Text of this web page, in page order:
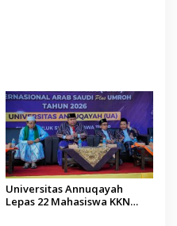
Universitas Annuqayah
Lepas 22 Mahasiswa KKN